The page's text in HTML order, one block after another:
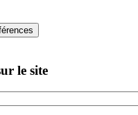
le site